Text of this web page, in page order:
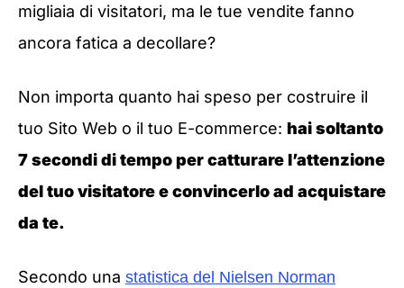
migliaia di visitatori, ma le tue vendite fanno
ancora fatica a decollare?
Non importa quanto hai speso per costruire il
tuo Sito Web o il tuo E-commerce: hai soltanto
7 secondi di tempo per catturare l’attenzione
del tuo visitatore e convincerlo ad acquistare
da te.
Secondo una statistica del Nielsen Norman